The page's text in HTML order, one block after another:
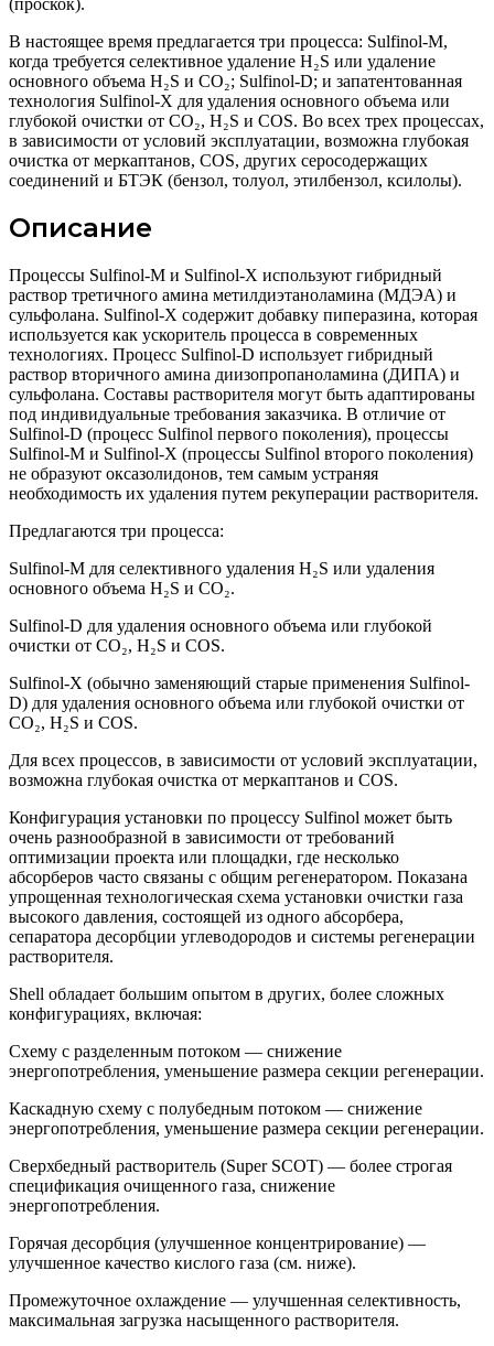
В настоящее время предлагается три процесса: Sulfinol-M,
когда требуется селективное удаление H₂S или удаление
основного объема H₂S и CO₂; Sulfinol-D; и запатентованная
технология Sulfinol-X для удаления основного объема или
глубокой очистки от CO₂, H₂S и COS. Во всех трех процессах,
в зависимости от условий эксплуатации, возможна глубокая
очистка от меркаптанов, COS, других серосодержащих
соединений и БТЭК (бензол, толуол, этилбензол, ксилолы).
Описание
Процессы Sulfinol-M и Sulfinol-X используют гибридный
раствор третичного амина метилдиэтаноламина (МДЭА) и
сульфолана. Sulfinol-X содержит добавку пиперазина, которая
используется как ускоритель процесса в современных
технологиях. Процесс Sulfinol-D использует гибридный
раствор вторичного амина диизопропаноламина (ДИПА) и
сульфолана. Составы растворителя могут быть адаптированы
под индивидуальные требования заказчика. В отличие от
Sulfinol-D (процесс Sulfinol первого поколения), процессы
Sulfinol-M и Sulfinol-X (процессы Sulfinol второго поколения)
не образуют оксазолидонов, тем самым устраняя
необходимость их удаления путем рекуперации растворителя.
Предлагаются три процесса:
Sulfinol-M для селективного удаления H₂S или удаления
основного объема H₂S и CO₂.
Sulfinol-D для удаления основного объема или глубокой
очистки от CO₂, H₂S и COS.
Sulfinol-X (обычно заменяющий старые применения Sulfinol-
D) для удаления основного объема или глубокой очистки от
CO₂, H₂S и COS.
Для всех процессов, в зависимости от условий эксплуатации,
возможна глубокая очистка от меркаптанов и COS.
Конфигурация установки по процессу Sulfinol может быть
очень разнообразной в зависимости от требований
оптимизации проекта или площадки, где несколько
абсорберов часто связаны с общим регенератором. Показана
упрощенная технологическая схема установки очистки газа
высокого давления, состоящей из одного абсорбера,
сепаратора десорбции углеводородов и системы регенерации
растворителя.
Shell обладает большим опытом в других, более сложных
конфигурациях, включая:
Схему с разделенным потоком — снижение
энергопотребления, уменьшение размера секции регенерации.
Каскадную схему с полубедным потоком — снижение
энергопотребления, уменьшение размера секции регенерации.
Сверхбедный растворитель (Super SCOT) — более строгая
спецификация очищенного газа, снижение
энергопотребления.
Горячая десорбция (улучшенное концентрирование) —
улучшенное качество кислого газа (см. ниже).
Промежуточное охлаждение — улучшенная селективность,
максимальная загрузка насыщенного растворителя.